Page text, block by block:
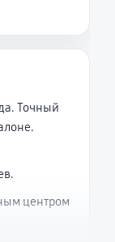
Точный
центром